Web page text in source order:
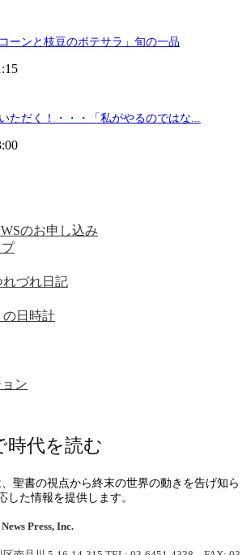
ーンと枝豆のポテサラ」旬の一品
だく！・・・「私がやるのではな...
のお申し込み
れづれ日記
の日時計
ン
時代を読む
、聖書の視点から終末の世界の動きを告げ知ら
した情報を提供します。
Press, Inc.